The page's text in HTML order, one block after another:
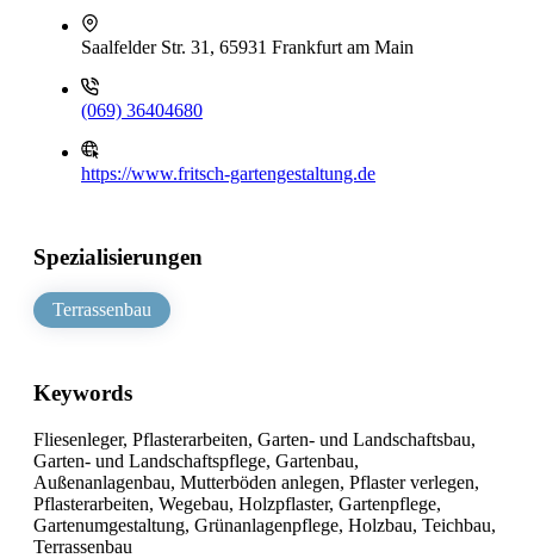
Saalfelder Str. 31, 65931 Frankfurt am Main
(069) 36404680
https://www.fritsch-gartengestaltung.de
Spezialisierungen
Terrassenbau
Keywords
Fliesenleger, Pflasterarbeiten, Garten- und Landschaftsbau,
Garten- und Landschaftspflege, Gartenbau,
Außenanlagenbau, Mutterböden anlegen, Pflaster verlegen,
Pflasterarbeiten, Wegebau, Holzpflaster, Gartenpflege,
Gartenumgestaltung, Grünanlagenpflege, Holzbau, Teichbau,
Terrassenbau